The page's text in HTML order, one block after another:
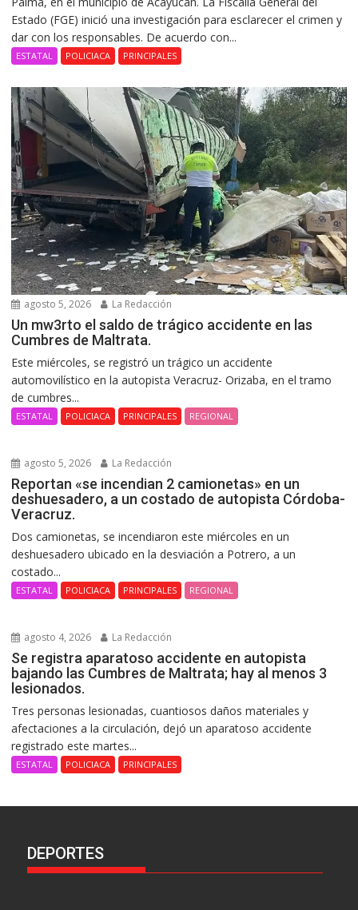
Estado (FGE) inició una investigación para esclarecer el crimen y
dar con los responsables. De acuerdo con...
ESTATAL POLICIACA PRINCIPALES
agosto 5, 2026 La Redacción
Un mw3rto el saldo de trágico accidente en las
Cumbres de Maltrata.
Este miércoles, se registró un trágico un accidente
automovilístico en la autopista Veracruz- Orizaba, en el tramo
de cumbres...
ESTATAL POLICIACA PRINCIPALES REGIONAL
agosto 5, 2026 La Redacción
Reportan «se incendian 2 camionetas» en un
deshuesadero, a un costado de autopista Córdoba-
Veracruz.
Dos camionetas, se incendiaron este miércoles en un
deshuesadero ubicado en la desviación a Potrero, a un
costado...
ESTATAL POLICIACA PRINCIPALES REGIONAL
agosto 4, 2026 La Redacción
Se registra aparatoso accidente en autopista
bajando las Cumbres de Maltrata; hay al menos 3
lesionados.
Tres personas lesionadas, cuantiosos daños materiales y
afectaciones a la circulación, dejó un aparatoso accidente
registrado este martes...
ESTATAL POLICIACA PRINCIPALES
DEPORTES